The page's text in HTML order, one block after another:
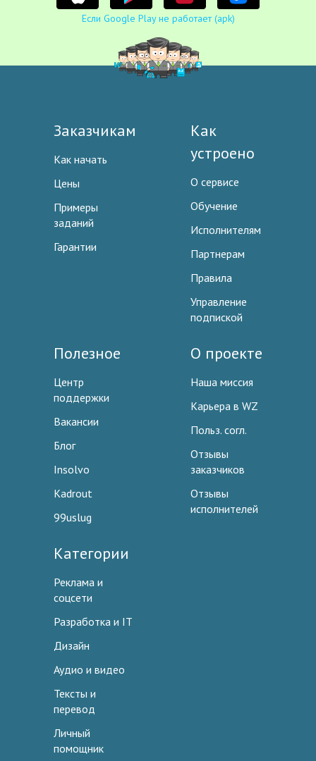
Если Google Play не работает (apk)
Заказчикам
Как начать
Цены
Примеры
заданий
Гарантии
Как
устроено
О сервисе
Обучение
Исполнителям
Партнерам
Правила
Управление
подпиской
Полезное
Центр
поддержки
Вакансии
Блог
Insolvo
Kadrout
99uslug
О проекте
Наша миссия
Карьера в WZ
Польз. согл.
Отзывы
заказчиков
Отзывы
исполнителей
Категории
Реклама и
соцсети
Разработка и IT
Дизайн
Аудио и видео
Тексты и
перевод
Личный
помощник